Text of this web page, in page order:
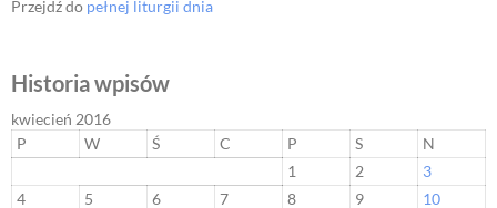
Przejdź do pełnej liturgii dnia
Historia wpisów
kwiecień 2016
P
W Ś C P S
N
1
2
3
4
5 6 7 8 9
10